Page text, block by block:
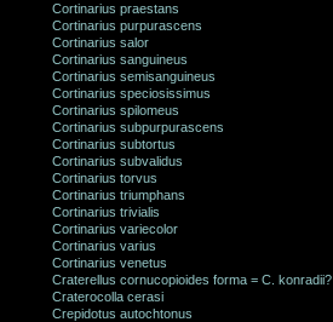
Cortinarius praestans
Cortinarius purpurascens
Cortinarius salor
Cortinarius sanguineus
Cortinarius semisanguineus
Cortinarius speciosissimus
Cortinarius spilomeus
Cortinarius subpurpurascens
Cortinarius subtortus
Cortinarius subvalidus
Cortinarius torvus
Cortinarius triumphans
Cortinarius trivialis
Cortinarius variecolor
Cortinarius varius
Cortinarius venetus
Craterellus cornucopioides forma = C. konradii?
Craterocolla cerasi
Crepidotus autochtonus